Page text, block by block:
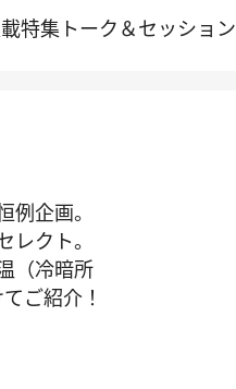
特集 トーク＆セッション
企画。
クト。
（冷暗所
ご紹介！